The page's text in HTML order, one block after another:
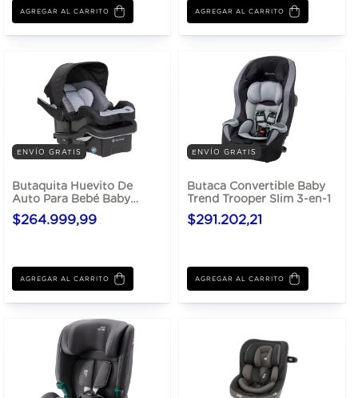
AGREGAR AL CARRITO AGREGAR AL CARRITO
ENVÍO GRATIS
Butaquita Huevito De
Auto Para Bebé Baby
Trend EZ-Lift Plus con
Base
$264.999,99
ENVÍO GRATIS
Butaca Convertible Baby
Trend Trooper Slim 3-en-1
$291.202,21